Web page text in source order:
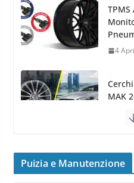
24
Puizia e Manutenzione